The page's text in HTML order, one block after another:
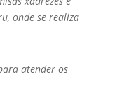
onde se realiza
atender os